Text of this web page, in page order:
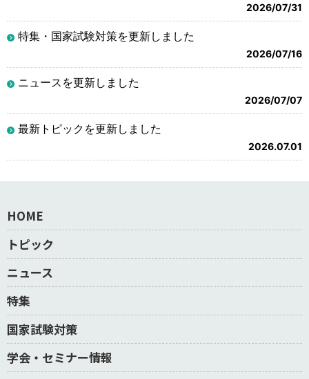
2026/07/31
特集・国家試験対策を更新しました
2026/07/16
ニュースを更新しました
2026/07/07
最新トピックを更新しました
2026.07.01
HOME
トピック
ニュース
特集
国家試験対策
学会・セミナー情報